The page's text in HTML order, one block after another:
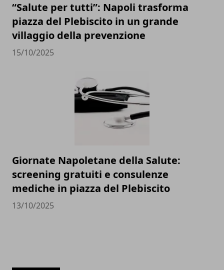
“Salute per tutti”: Napoli trasforma
piazza del Plebiscito in un grande
villaggio della prevenzione
15/10/2025
Giornate Napoletane della Salute:
screening gratuiti e consulenze
mediche in piazza del Plebiscito
13/10/2025